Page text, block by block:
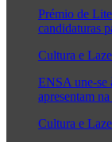
Prémio de
candidaturas
Cultura e
ENSA une-se
apresentam
Cultura e